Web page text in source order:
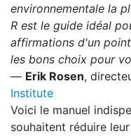
environnementale la
R est le guide idéal
affirmations d'un
les bons choix pour
— Erik Rosen,
Institute
Voici le manuel
souhaitent réduire